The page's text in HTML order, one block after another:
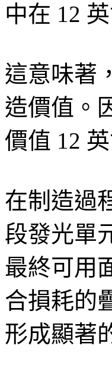
中在 12
這意味著
造價值。
價值 12
在制造過
段發光單
最終可用
合損耗的
形成顯著